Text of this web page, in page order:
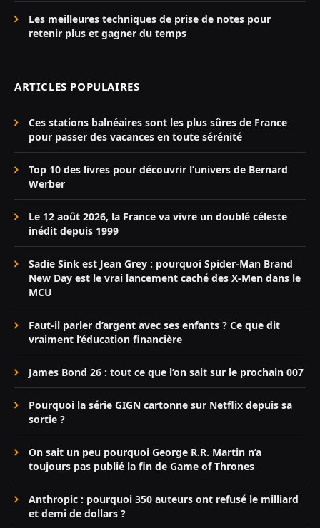
Les meilleures techniques de prise de notes pour
retenir plus et gagner du temps
ARTICLES POPULAIRES
Ces stations balnéaires sont les plus sûres de France
pour passer des vacances en toute sérénité
Top 10 des livres pour découvrir l’univers de Bernard
Werber
Le 12 août 2026, la France va vivre un doublé céleste
inédit depuis 1999
Sadie Sink est Jean Grey : pourquoi Spider-Man Brand
New Day est le vrai lancement caché des X-Men dans le
MCU
Faut-il parler d’argent avec ses enfants ? Ce que dit
vraiment l’éducation financière
James Bond 26 : tout ce que l’on sait sur le prochain 007
Pourquoi la série GIGN cartonne sur Netflix depuis sa
sortie ?
On sait un peu pourquoi George R.R. Martin n’a
toujours pas publié la fin de Game of Thrones
Anthropic : pourquoi 350 auteurs ont refusé le milliard
et demi de dollars ?